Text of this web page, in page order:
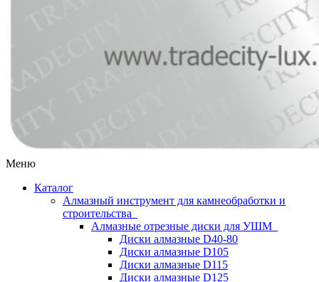
Меню
Каталог
Алмазный инструмент для камнеобработки и
строительства
Алмазные отрезные диски для УШМ
Диски алмазные D40-80
Диски алмазные D105
Диски алмазные D115
Диски алмазные D125